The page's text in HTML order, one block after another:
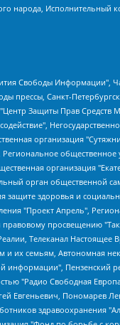
народа, Исполнительный
Григорьевна, Дремин Иван Тимофеевич, Дубровский Дмитрий Викторович, Красноярская региональная общественная организация поддержки и развития альтернативных образовательных технологий и межкультурных коммуникаций "ИНТЕРРА", Маяковская Екатерина Алексеевна, Фейгин Марк Захарович, Филимонов Андрей Викторович, Дзугкоева Регина Николаевна, Доброхотов Роман Александрович, Дудь Юрий Александрович, Елкин Сергей Владимирович, Кругликов Кирилл Игоревич, Сабунаева Мария Леонидовна, Семенов Алексей Владимирович, Шаинян Карен Багратович, Шульман Екатерина Михайловна, Асафьев Артур Валерьевич, Вахштайн Виктор Семенович, Венедиктов Алексей Алексеевич, Лушникова Екатерина Евгеньевна, Волков Леонид Михайлович, Невзоров Александр Глебович, Пархоменко Сергей Борисович, Сироткин Ярослав Николаевич, Кара-Мурза Владимир Владимирович, Баранова Наталья Владимировна, Гозман Леонид Яковлевич, Кагарлицкий Борис Юльевич, Климарев Михаил Валерьевич, Милов Владимир Станиславович, Автономная некоммерческая организация Краснодарский центр современного искусства "Типография", Моргенштерн Алишер Тагирович, Соболь Любовь Эдуардовна, Общество с ограниченной ответственностью "ЛИЗА НОРМ", Каспаров Гарри Кимович, Ходорковский Михаил Борисович, Общество